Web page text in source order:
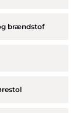
brændstof